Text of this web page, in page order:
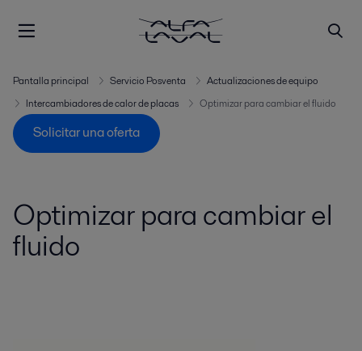
Pantalla principal Servicio Posventa
Actualizaciones de equipo
Intercambiadores de calor de placas
Optimizar para cambiar el fluido
Solicitar una oferta
Optimizar para cambiar el
fluido